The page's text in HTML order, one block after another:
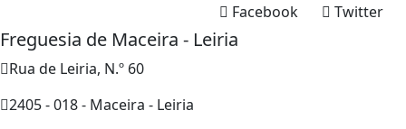
Twitter
Facebook
Freguesia de Maceira - Leiria
Rua de Leiria, N.º 60
2405 - 018 - Maceira - Leiria